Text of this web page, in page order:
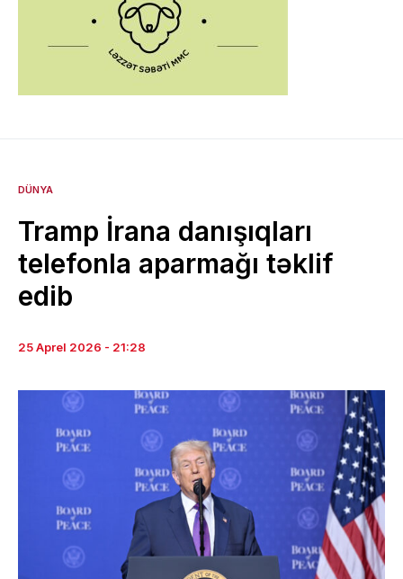
DÜNYA
Tramp İrana danışıqları
telefonla aparmağı təklif
edib
25 Aprel 2026 - 21:28